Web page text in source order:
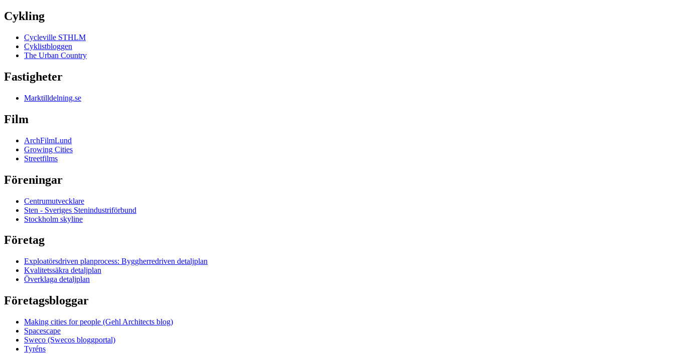
Cykling
Cycleville STHLM
Cyklistbloggen
The Urban Country
Fastigheter
Marktilldelning.se
Film
ArchFilmLund
Growing Cities
Streetfilms
Föreningar
Centrumutvecklare
Sten - Sveriges Stenindustriförbund
Stockholm skyline
Företag
Exploatörsdriven planprocess: Byggherredriven detaljplan
Kvalitetssäkra detaljplan
Överklaga detaljplan
Företagsbloggar
Making cities for people (Gehl Architects blog)
Spacescape
Sweco (Swecos bloggportal)
Tyréns